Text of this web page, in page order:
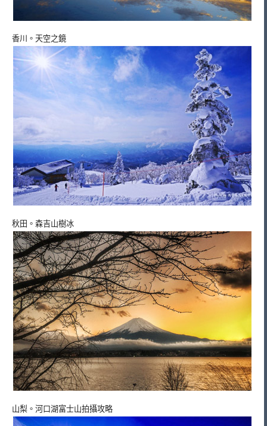
香川。天空之鏡
秋田。森吉山樹冰
山梨。河口湖富士山拍攝攻略